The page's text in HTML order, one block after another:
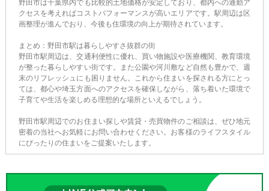
野田市は千葉県内でも比較的土地価格が安定しており、都内への通勤ア
クセスを考えればコストパフォーマンスが高いエリアです。駅周辺は区
画整理が進んでおり、今後も住環境の向上が期待されています。
まとめ：野田市駅は暮らしやすさ抜群の街
野田市駅周辺は、交通利便性に優れ、買い物施設や医療機関、教育環境
が整った暮らしやすい街です。また公園や河川敷など自然も豊かで、週
末のリフレッシュにも困りません。これから住まいを探される方にとっ
ては、都心や埼玉方面へのアクセスを確保しながら、落ち着いた環境で
子育てや生活を楽しめる理想的な場所といえるでしょう。
野田市駅周辺でのお住まい探しや賃貸・売買物件のご相談は、ぜひ地元
密着の当社へお気軽にお問い合わせください。お客様のライフスタイル
にぴったりの住まいをご提案いたします。